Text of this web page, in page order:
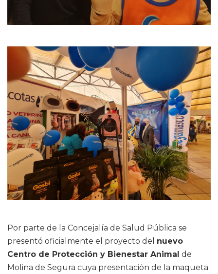
Por parte de la Concejalía de Salud Pública se
presentó oficialmente el proyecto del nuevo
Centro de Protección y Bienestar Animal de
Molina de Segura cuya presentación de la maqueta